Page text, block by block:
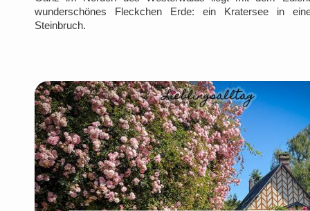
wunderschönes Fleckchen Erde: ein Kratersee in
Steinbruch.